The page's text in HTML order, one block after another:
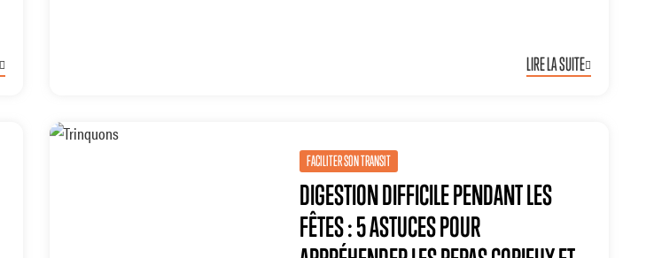
LIRE LA SUITE
FACILITER SON TRANSIT
DIGESTION DIFFICILE PENDANT LES
FÊTES : 5 ASTUCES POUR